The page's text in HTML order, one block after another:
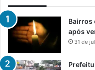
Bairros
após
31 de